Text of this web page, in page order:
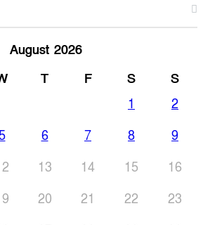
August 2026
T F S
S
1
2
6 7 8
9
13 14 15
16
20 21 22
23